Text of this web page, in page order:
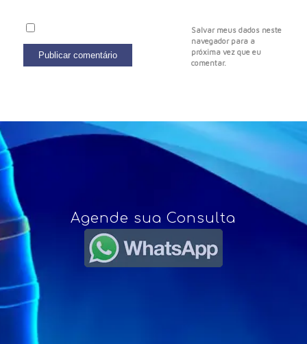
Salvar meus dados neste
navegador para a
próxima vez que eu
comentar.
Agende sua Consulta